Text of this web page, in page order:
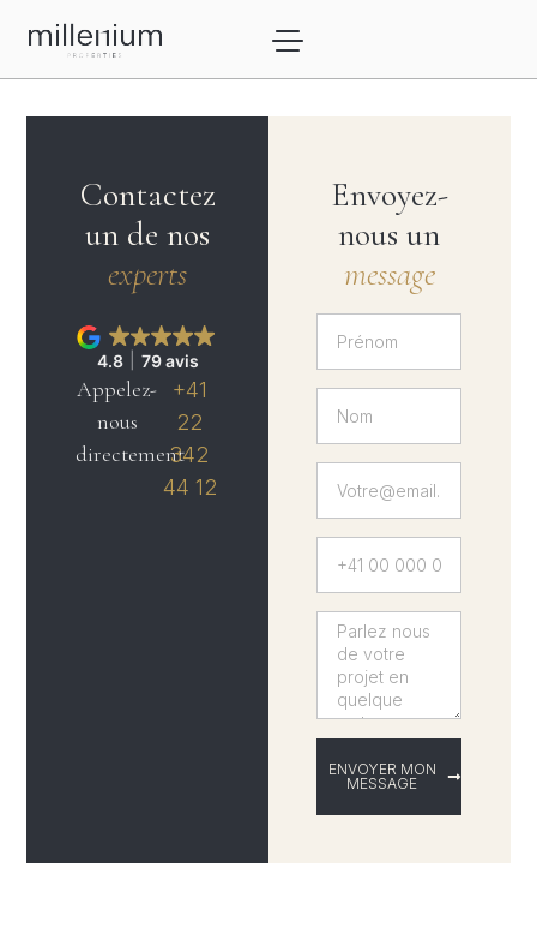
Contactez
un de nos
experts
4.8 79 avis
Appelez-
nous
directement
+41
22
342
44 12
Envoyez-
nous un
message
ENVOYER MON
MESSAGE